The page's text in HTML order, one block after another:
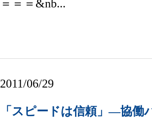
＝＝＝&nb...
2011/06/29
「スピードは信頼」―協働